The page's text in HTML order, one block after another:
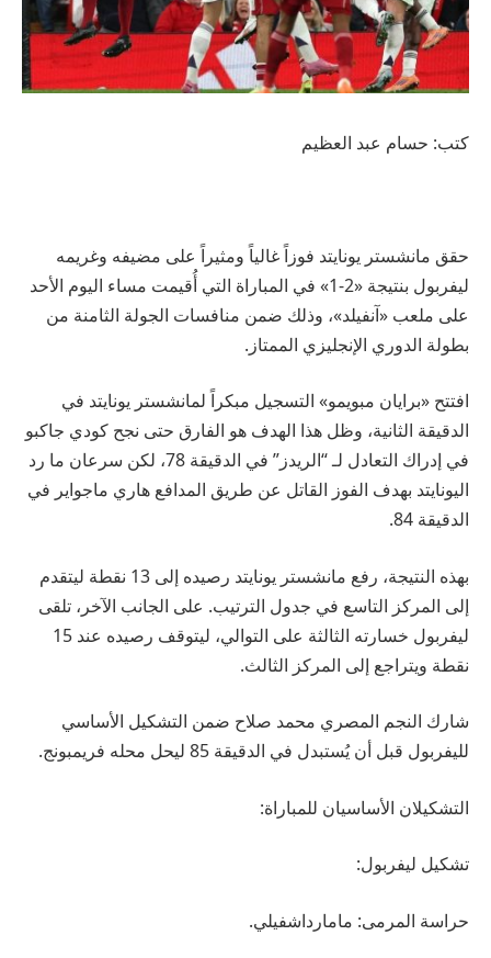
كتب: حسام عبد العظيم
حقق مانشستر يونايتد فوزاً غالياً ومثيراً على مضيفه وغريمه
ليفربول بنتيجة «2-1» في المباراة التي أُقيمت مساء اليوم الأحد
على ملعب «آنفيلد»، وذلك ضمن منافسات الجولة الثامنة من
بطولة الدوري الإنجليزي الممتاز.
افتتح «برايان مبويمو» التسجيل مبكراً لمانشستر يونايتد في
الدقيقة الثانية، وظل هذا الهدف هو الفارق حتى نجح كودي جاكبو
في إدراك التعادل لـ “الريدز” في الدقيقة 78، لكن سرعان ما رد
اليونايتد بهدف الفوز القاتل عن طريق المدافع هاري ماجواير في
الدقيقة 84.
بهذه النتيجة، رفع مانشستر يونايتد رصيده إلى 13 نقطة ليتقدم
إلى المركز التاسع في جدول الترتيب. على الجانب الآخر، تلقى
ليفربول خسارته الثالثة على التوالي، ليتوقف رصيده عند 15
نقطة ويتراجع إلى المركز الثالث.
شارك النجم المصري محمد صلاح ضمن التشكيل الأساسي
لليفربول قبل أن يُستبدل في الدقيقة 85 ليحل محله فريمبونج.
التشكيلان الأساسيان للمباراة:
تشكيل ليفربول:
حراسة المرمى: مامارداشفيلي.